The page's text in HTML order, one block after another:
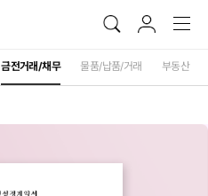
금전거래/채무 물품/납품/거래 부동산